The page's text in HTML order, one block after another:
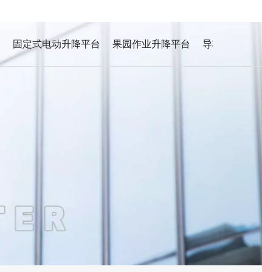
固定式电动升降平台 果园作业升降平台 导轨式液压